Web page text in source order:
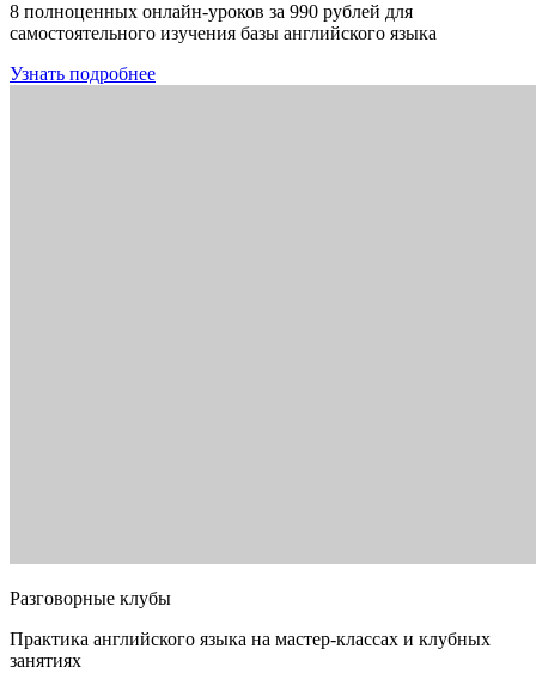
8 полноценных онлайн-уроков за 990 рублей для
самостоятельного изучения базы английского языка
Узнать подробнее
Разговорные клубы
Практика английского языка на мастер-классах и клубных
занятиях